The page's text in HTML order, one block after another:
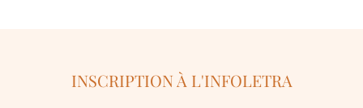
INSCRIPTION À L'INFOLETRA